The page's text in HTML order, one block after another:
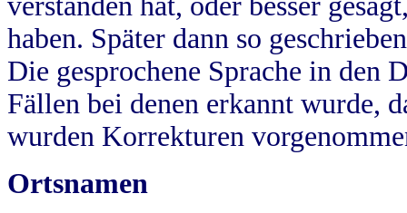
haben. Später dann so
Die gesprochene Sprache in
Fällen bei denen erkannt wurde,
wurden Korrekturen
Ortsnamen